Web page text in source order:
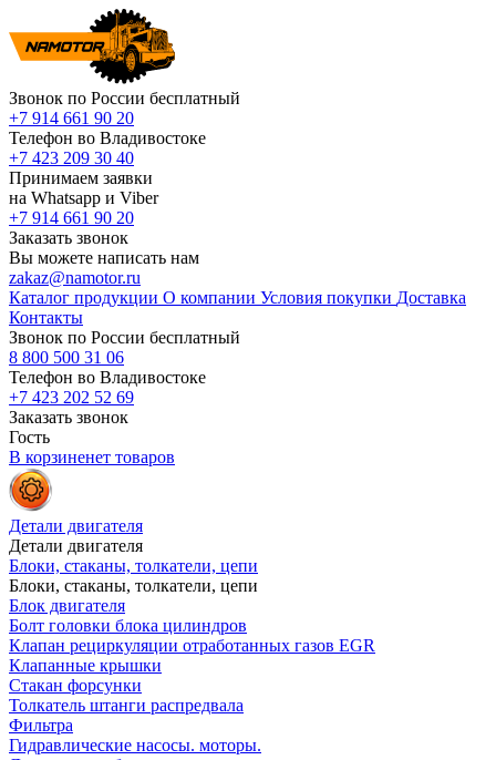
Звонок по России бесплатный
+7 914 661 90 20
Телефон во Владивостоке
+7 423 209 30 40
Принимаем заявки
на Whatsapp и Viber
+7 914 661 90 20
Заказать звонок
Вы можете написать нам
zakaz@namotor.ru
Каталог продукции О компании Условия покупки Доставка
Контакты
Звонок по России бесплатный
8 800 500 31 06
Телефон во Владивостоке
+7 423 202 52 69
Заказать звонок
Гость
В корзиненет товаров
Детали двигателя
Детали двигателя
Блоки, стаканы, толкатели, цепи
Блоки, стаканы, толкатели, цепи
Блок двигателя
Болт головки блока цилиндров
Клапан рециркуляции отработанных газов EGR
Клапанные крышки
Стакан форсунки
Толкатель штанги распредвала
Фильтра
Гидравлические насосы. моторы.